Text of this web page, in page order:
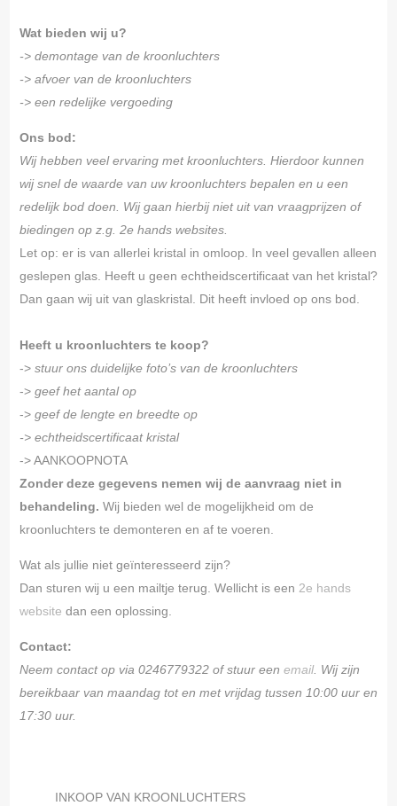
Wat bieden wij u?
-> demontage van de kroonluchters
-> afvoer van de kroonluchters
-> een redelijke vergoeding
Ons bod:
Wij hebben veel ervaring met kroonluchters. Hierdoor kunnen
wij snel de waarde van uw kroonluchters bepalen en u een
redelijk bod doen. Wij gaan hierbij niet uit van vraagprijzen of
biedingen op z.g. 2e hands websites.
Let op: er is van allerlei kristal in omloop. In veel gevallen alleen
geslepen glas. Heeft u geen echtheidscertificaat van het kristal?
Dan gaan wij uit van glaskristal. Dit heeft invloed op ons bod.
Heeft u kroonluchters te koop?
-> stuur ons duidelijke foto’s van de kroonluchters
-> geef het aantal op
-> geef de lengte en breedte op
-> echtheidscertificaat kristal
-> AANKOOPNOTA
Zonder deze gegevens nemen wij de aanvraag niet in
behandeling. Wij bieden wel de mogelijkheid om de
kroonluchters te demonteren en af te voeren.
Wat als jullie niet geïnteresseerd zijn?
Dan sturen wij u een mailtje terug. Wellicht is een 2e hands
website dan een oplossing.
Contact:
Neem contact op via 0246779322 of stuur een email. Wij zijn
bereikbaar van maandag tot en met vrijdag tussen 10:00 uur en
17:30 uur.
INKOOP VAN KROONLUCHTERS